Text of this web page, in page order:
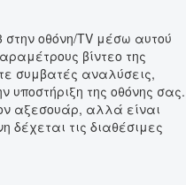
στην οθόνη/TV μέσω αυτού
βίντεο της
συμβατές αναλύσεις,
της οθόνης σας.
αξεσουάρ, αλλά είναι
δέχεται τις διαθέσιμες